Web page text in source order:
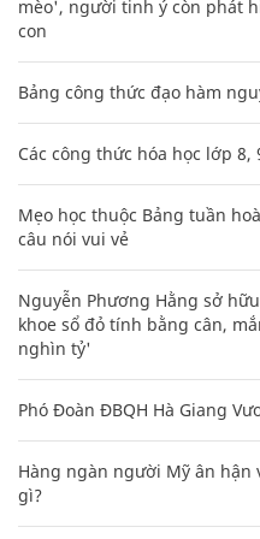
mèo', người tinh ý còn phát
con
Bảng công thức đạo hàm
Các công thức hóa học lớp
Mẹo học thuộc Bảng tuần
câu nói vui vẻ
Nguyễn Phương Hằng sở
khoe sổ đỏ tính bằng cân,
nghìn tỷ'
Phó Đoàn ĐBQH Hà Giang
Hàng ngàn người Mỹ ân hận
gì?